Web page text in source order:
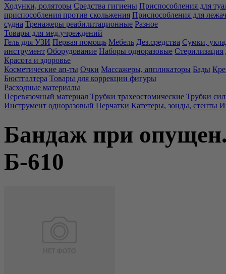
Ходунки, роляторы Средства гигиены Приспособления для
приспособления против скольжения Приспособления для
судна Тренажеры реабилитационные Разное
Товары для мед.учреждений
Гель для УЗИ Первая помощь Мебель Дез.средства Сумки,
инструмент Оборудование Наборы одноразовые Стерилизация
Красота и здоровье
Косметические ап-ты Очки Массажеры, аппликаторы Бады
Бюстгалтера Товары для коррекции фигуры
Расходные материалы
Перевязочный материал Трубки трахеостомические Трубки
Инструмент одноразовый Перчатки Катетеры, зонды, стенты
Бандаж при
Б-610